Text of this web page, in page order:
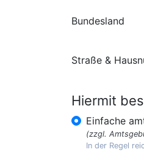
Bundesland
Straße &
Hiermit
Einfache
(zzgl.
In der Regel